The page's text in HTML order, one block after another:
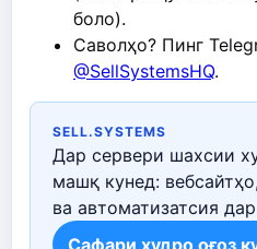
боло).
Саволҳо? Пинг
@SellSystemsHQ.
SELL.SYSTEMS
Дар сервери шахсии
машқ кунед:
ва автоматизатсия